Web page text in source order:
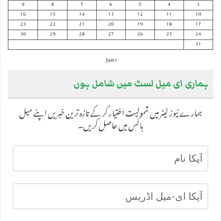
3
4
5
6
7
8
9
10
11
12
13
14
15
16
17
18
19
20
21
22
23
24
25
26
27
28
29
30
31
« Jan
ہماری ای میل لسٹ میں شامل ہوں
ہمارے نیوز لیٹر میں شمولیت اختیار کر کے تازہ ترین خبریں اپنے میل
باکس میں حاصل کریں۔